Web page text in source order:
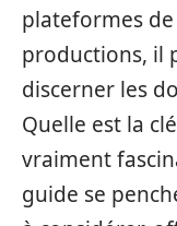
plateformes
productions, il
discerner les
Quelle est la
vraiment
guide se